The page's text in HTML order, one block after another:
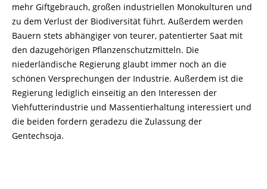
mehr Giftgebrauch, großen industriellen Monokulturen und
zu dem Verlust der Biodiversität führt. Außerdem werden
Bauern stets abhängiger von teurer, patentierter Saat mit
den dazugehörigen Pflanzenschutzmitteln. Die
niederländische Regierung glaubt immer noch an die
schönen Versprechungen der Industrie. Außerdem ist die
Regierung lediglich einseitig an den Interessen der
Viehfutterindustrie und Massentierhaltung interessiert und
die beiden fordern geradezu die Zulassung der
Gentechsoja.